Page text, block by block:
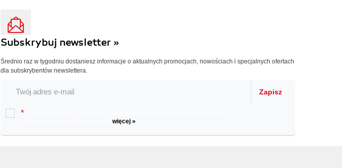
Subskrybuj newsletter »
Średnio raz w tygodniu dostaniesz informacje o aktualnych promocjach, nowościach i specjalnych ofertach
dla subskrybentów newslettera.
Zapisz
*
więcej »